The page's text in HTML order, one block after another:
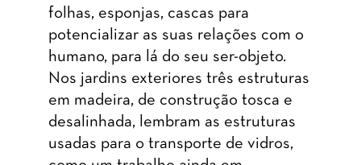
folhas, esponjas, cascas para
potencializar as suas relações com o
humano, para lá do seu ser-objeto.
Nos jardins exteriores três estruturas
em madeira, de construção tosca e
desalinhada, lembram as estruturas
usadas para o transporte de vidros,